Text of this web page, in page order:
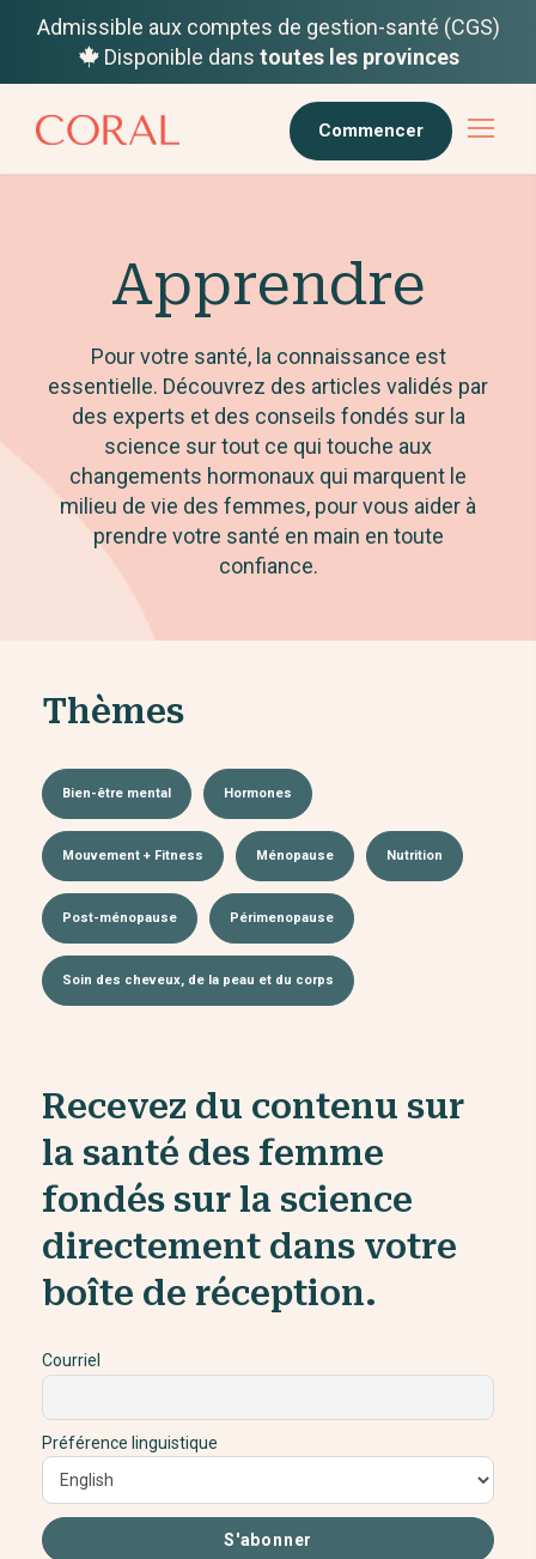
Admissible aux comptes de gestion-santé (CGS)
Disponible dans toutes les provinces
Commencer
Apprendre
Pour votre santé, la connaissance est
essentielle. Découvrez des articles validés par
des experts et des conseils fondés sur la
science sur tout ce qui touche aux
changements hormonaux qui marquent le
milieu de vie des femmes, pour vous aider à
prendre votre santé en main en toute
confiance.
Thèmes
Bien-être mental Hormones
Mouvement + Fitness Ménopause Nutrition
Post-ménopause Périmenopause
Soin des cheveux, de la peau et du corps
Recevez du contenu sur
la santé des femme
fondés sur la science
directement dans votre
boîte de réception.
Courriel
Préférence linguistique